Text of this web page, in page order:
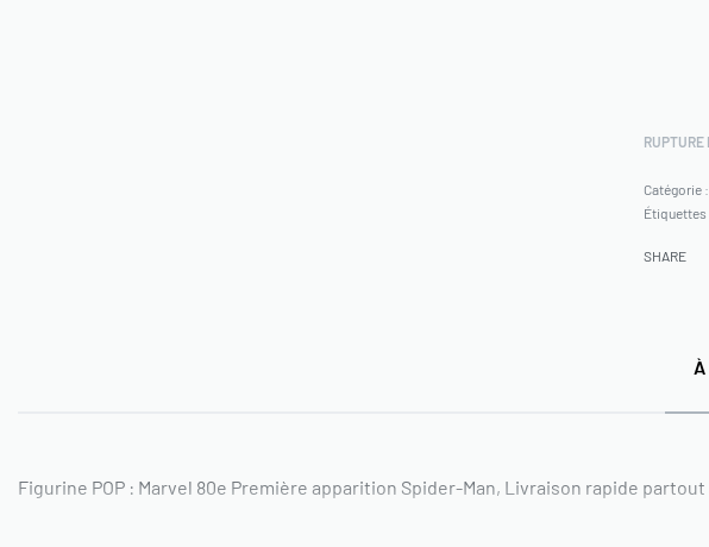
RUPTURE
Catégorie :
Étiquettes
SHARE
Figurine POP : Marvel 80e Première apparition Spider-Man, Livraison rapide partout